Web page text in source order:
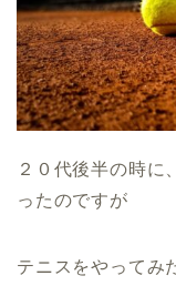
２０代後半の時に
ったのですが
テニスをやってみ